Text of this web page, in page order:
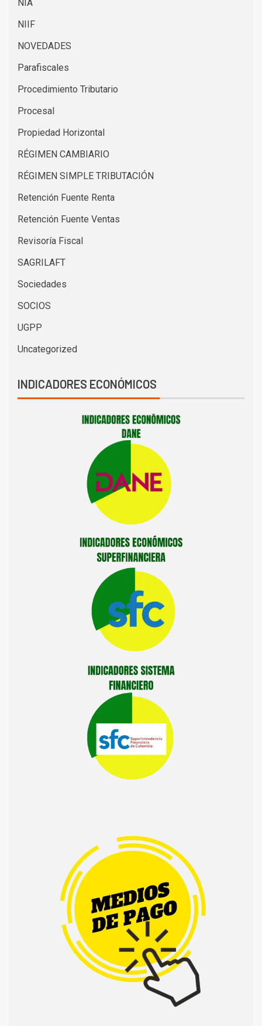
NIA
NIIF
NOVEDADES
Parafiscales
Procedimiento Tributario
Procesal
Propiedad Horizontal
RÉGIMEN CAMBIARIO
RÉGIMEN SIMPLE TRIBUTACIÓN
Retención Fuente Renta
Retención Fuente Ventas
Revisoría Fiscal
SAGRILAFT
Sociedades
SOCIOS
UGPP
Uncategorized
INDICADORES ECONÓMICOS